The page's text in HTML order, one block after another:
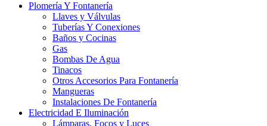
Plomería Y Fontanería
Llaves y Válvulas
Tuberías Y Conexiones
Baños y Cocinas
Gas
Bombas De Agua
Tinacos
Otros Accesorios Para Fontanería
Mangueras
Instalaciones De Fontanería
Electricidad E Iluminación
Lámparas, Focos y Luces